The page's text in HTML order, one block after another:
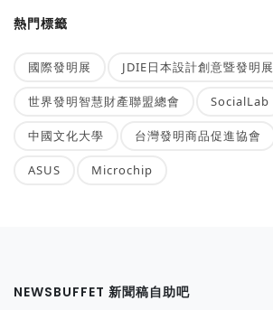
熱門標籤
國際發明展 JDIE日本設計創意暨發明展
世界發明智慧財產聯盟總會 SocialLab
中國文化大學 台灣發明商品促進協會
ASUS Microchip
NEWSBUFFET 新聞稿自助吧